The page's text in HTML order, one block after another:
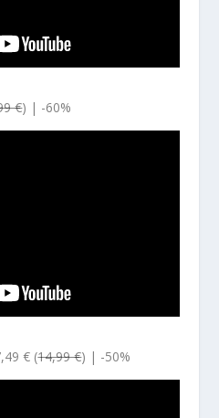
€) | -60%
€ (14,99 €) | -50%